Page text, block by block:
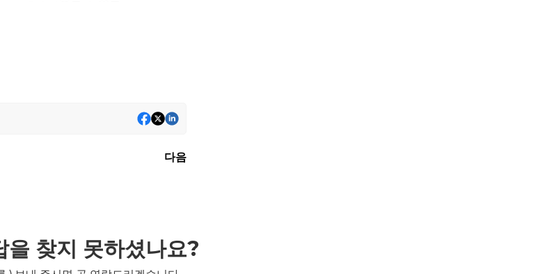
다음
을 찾지 못하셨나요?